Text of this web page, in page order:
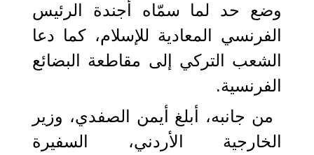
وضع حد لما سمّاه أجندة الرئيس
الفرنسي المعادية للإسلام، كما دعا
الشعب التركي إلى مقاطعة البضائع
الفرنسية.
من جانبه، أبلغ أيمن الصفدي، وزير
الخارجية الأردني، السفيرة